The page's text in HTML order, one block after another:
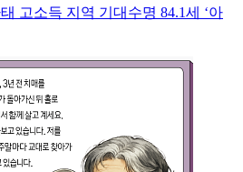
고소득 지역 기대수명 84.1세 ‘아